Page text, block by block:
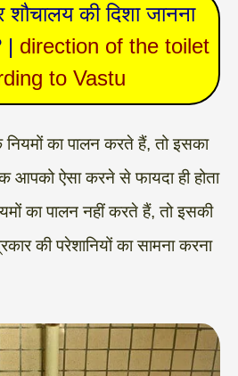
की दिशा जानना
| direction of the toilet
to Vastu
का पालन करते हैं, तो इसका
आपको ऐसा करने से फायदा ही होता
का पालन नहीं करते हैं, तो इसकी
की परेशानियों का सामना करना